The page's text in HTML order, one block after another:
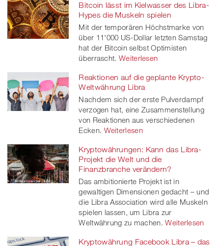
Bitcoin lässt im Kielwasser des Libra-
Hypes die Muskeln spielen
Mit der temporären Höchstmarke von
über 11'000 US-Dollar letzten Samstag
hat der Bitcoin selbst Optimisten
überrascht. Weiterlesen
Reaktionen auf die geplante Krypto-
Weltwährung Libra
Nachdem sich der erste Pulverdampf
verzogen hat, eine Zusammenstellung
von Reaktionen aus verschiedenen
Ecken. Weiterlesen
Kryptowährungen: Kann das Libra-
Projekt die Welt und die
Finanzbranche verändern?
Das ambitionierte Projekt ist in
gewaltigen Dimensionen gedacht – und
die Libra Association wird alle Muskeln
spielen lassen, um Libra zur
Weltwährung zu machen. Weiterlesen
Kryptowährung Facebook Libra – das